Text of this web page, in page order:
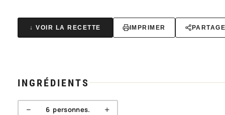
↓ VOIR LA RECETTE IMPRIMER
INGRÉDIENTS
− 6personnes. +